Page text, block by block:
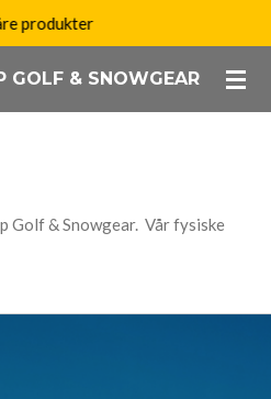
GOLF & SNOWGEAR
produkter
Golf & Snowgear. Vår fysiske